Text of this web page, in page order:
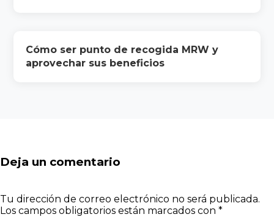
Cómo ser punto de recogida MRW y
aprovechar sus beneficios
Deja un comentario
Tu dirección de correo electrónico no será publicada.
Los campos obligatorios están marcados con *